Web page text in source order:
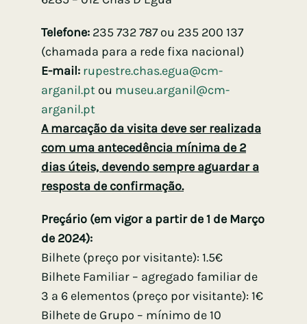
Telefone: 235 732 787 ou 235 200 137
(chamada para a rede fixa nacional)
E-mail: rupestre.chas.egua@cm-
arganil.pt ou museu.arganil@cm-
arganil.pt
A marcação da visita deve ser realizada
com uma antecedência mínima de 2
dias úteis, devendo sempre aguardar a
resposta de confirmação.
Preçário (em vigor a partir de 1 de Março
de 2024):
Bilhete (preço por visitante): 1.5€
Bilhete Familiar – agregado familiar de
3 a 6 elementos (preço por visitante): 1€
Bilhete de Grupo – mínimo de 10